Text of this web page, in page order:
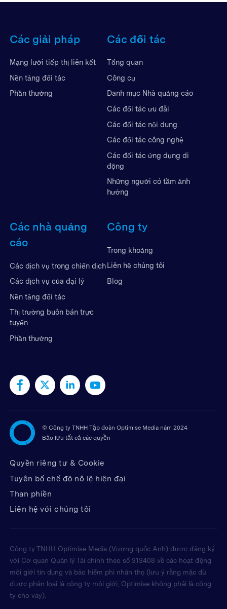
Các giải pháp
Mạng lưới tiếp thị liên kết
Nền tảng đối tác
Phần thưởng
Các đối tác
Tổng quan
Công cụ
Danh mục Nhà quảng cáo
Các đối tác ưu đãi
Các đối tác nội dung
Các đối tác công nghệ
Các đối tác ứng dụng di
động
Những người có tầm ảnh
hưởng
Các nhà quảng
cáo
Các dịch vụ trong chiến dịch
Các dịch vụ của đại lý
Nền tảng đối tác
Thị trường buôn bán trực
tuyến
Phần thưởng
Công ty
Trong khoảng
Liên hệ chúng tôi
Blog
© Công ty TNHH Tập đoàn Optimise Media năm 2024
Bảo lưu tất cả các quyền
Quyền riêng tư & Cookie
Tuyên bố chế độ nô lệ hiện đại
Than phiền
Liên hệ với chúng tôi
Công ty TNHH Optimise Media (Vương quốc Anh) được đăng ký
với Cơ quan Quản lý Tài chính theo số 313408 về các hoạt động
môi giới tín dụng và bảo hiểm phi nhân thọ (lưu ý rằng mặc dù
được phân loại là công ty môi giới, Optimise không phải là công
ty cho vay).